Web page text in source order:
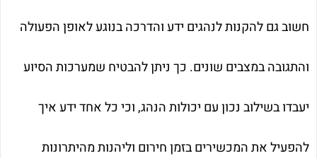
חשוב גם להקנות לנהגים ידע והדרכה בנוגע לאופן הפעולה
והתגובה במצבים שונים. כך ניתן להבטיח שמערכות הסיוע
יעבדו בשילוב נכון עם יכולות הנהג, וכי כל אחד ידע איך
להפעיל את המכשירים בזמן חירום וליהנות מהיתרונות